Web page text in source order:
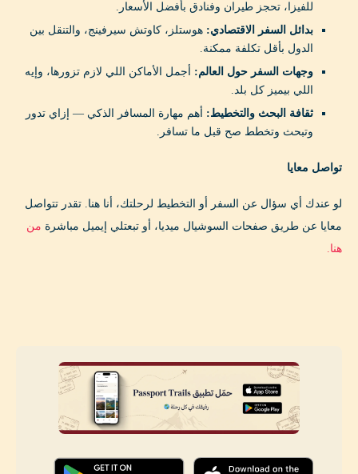
للفيزا، تحجز طيران وفنادق بأفضل الأسعار.
بدائل السفر الاقتصادي: هوستلز، كاوتش سيرفينج، والتنقل بين
الدول بأقل تكلفة ممكنة.
وجهات السفر حول العالم: أجمل الأماكن اللي لازم تزورها، وإيه
اللي بيميز كل بلد.
ثقافة البحث والتخطيط: أهم مهارة المسافر الذكي — إزاي تدور
وتبحث وتخطط صح قبل ما تسافر.
تواصل معايا
لو عندك أي سؤال عن السفر أو التخطيط لرحلتك، أنا هنا. تقدر تتواصل
معايا عن طريق صفحات السوشيال ميديا، أو تبعتلي إيميل مباشرة من
هنا.